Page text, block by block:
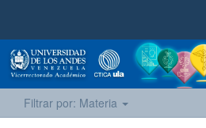
Filtrar por: Materia